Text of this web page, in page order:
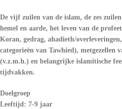
De vijf zuilen van de islam, de zes
hemel en aarde, het leven van de
Koran, gedrag, ahadieth/
categorieën van Tawhied), metgezellen
(v.z.m.h.) en belangrijke islamitische
tijdvakken.
Doelgroep
Leeftijd: 7-9 jaar